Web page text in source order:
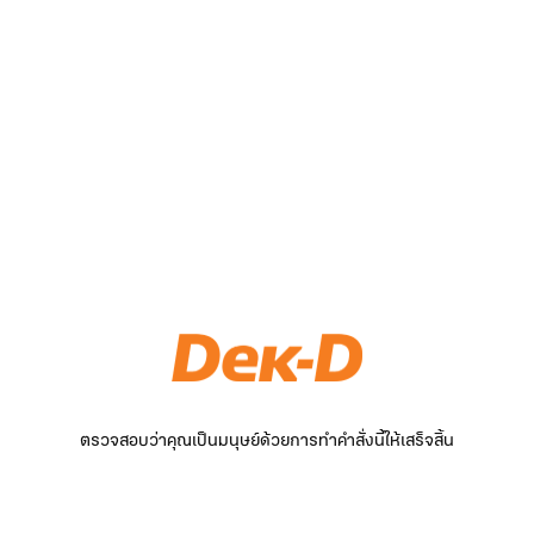
ตรวจสอบว่าคุณเป็นมนุษย์ด้วยการทำคำสั่งนี้ให้เสร็จสิ้น